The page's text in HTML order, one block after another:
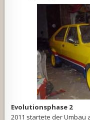
Evolutionsphase 2
2011 startete der Umbau